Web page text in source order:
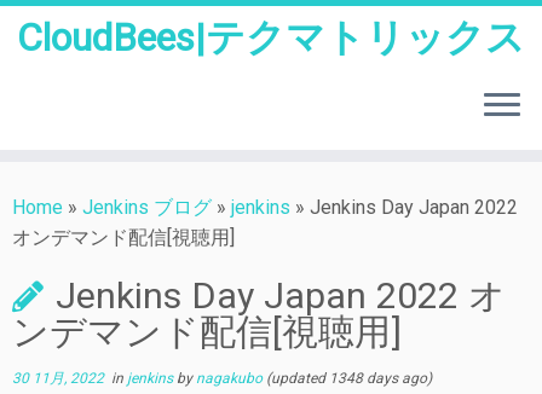
to
content
CloudBees|テクマトリックス
Home » Jenkins ブログ » jenkins » Jenkins Day Japan 2022
オンデマンド配信[視聴用]
Jenkins Day Japan 2022 オ
ンデマンド配信[視聴用]
30 11月, 2022in jenkins by nagakubo(updated 1348 days ago)